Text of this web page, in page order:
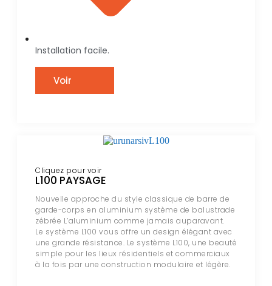
Installation facile.
Voir
Cliquez pour voir
L100 PAYSAGE
Nouvelle approche du style classique de barre de
garde-corps en aluminium système de balustrade
zébrée L’aluminium comme jamais auparavant.
Le système L100 vous offre un design élégant avec
une grande résistance. Le système L100, une beauté
simple pour les lieux résidentiels et commerciaux
à la fois par une construction modulaire et légère.